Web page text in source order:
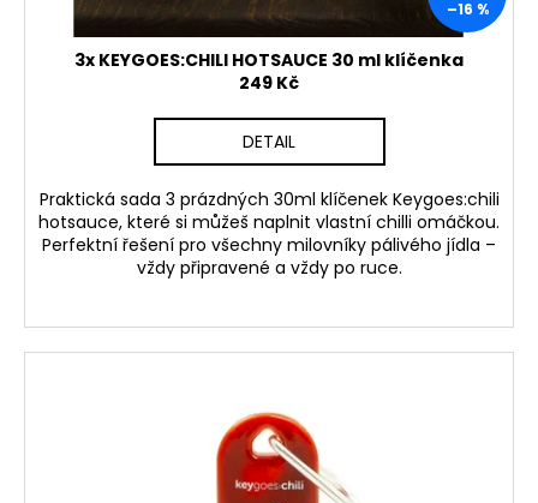
–16 %
3x KEYGOES:CHILI HOTSAUCE 30 ml klíčenka
249 Kč
DETAIL
Praktická sada 3 prázdných 30ml klíčenek Keygoes:chili
hotsauce, které si můžeš naplnit vlastní chilli omáčkou.
Perfektní řešení pro všechny milovníky pálivého jídla –
vždy připravené a vždy po ruce.